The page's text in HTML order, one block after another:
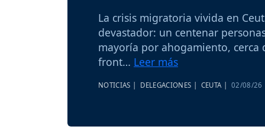
La crisis migratoria vivida en
devastador: un centenar
mayoría por ahogamiento, cerca
front… Leer más
NOTICIAS | DELEGACIONES | CEUTA | 02/08/26